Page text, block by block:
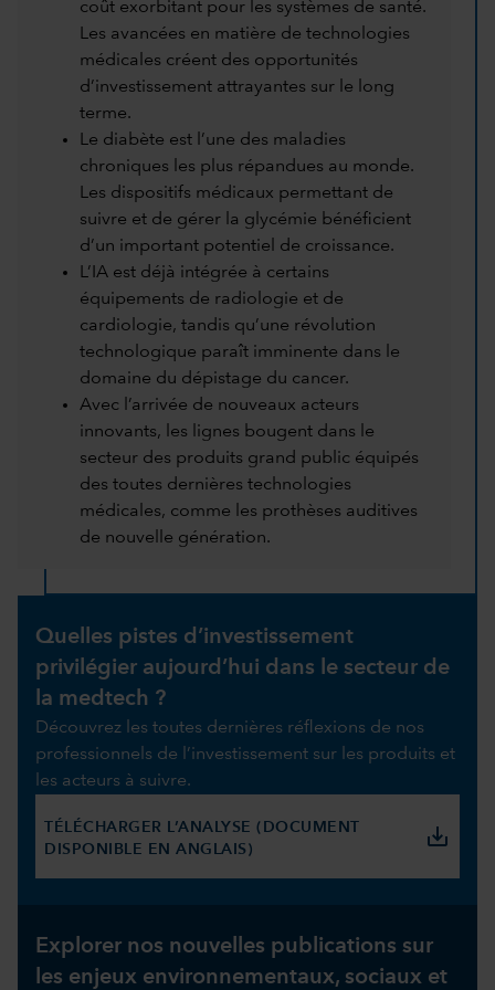
coût exorbitant pour les systèmes de santé.
Les avancées en matière de technologies
médicales créent des opportunités
d’investissement attrayantes sur le long
terme.
Le diabète est l’une des maladies
chroniques les plus répandues au monde.
Les dispositifs médicaux permettant de
suivre et de gérer la glycémie bénéficient
d’un important potentiel de croissance.
L’IA est déjà intégrée à certains
équipements de radiologie et de
cardiologie, tandis qu’une révolution
technologique paraît imminente dans le
domaine du dépistage du cancer.
Avec l’arrivée de nouveaux acteurs
innovants, les lignes bougent dans le
secteur des produits grand public équipés
des toutes dernières technologies
médicales, comme les prothèses auditives
de nouvelle génération.
Quelles pistes d’investissement
privilégier aujourd’hui dans le secteur de
la medtech ?
Découvrez les toutes dernières réflexions de nos
professionnels de l’investissement sur les produits et
les acteurs à suivre.
TÉLÉCHARGER L’ANALYSE (DOCUMENT
DISPONIBLE EN ANGLAIS)
save_alt
Explorer nos nouvelles publications sur
les enjeux environnementaux, sociaux et